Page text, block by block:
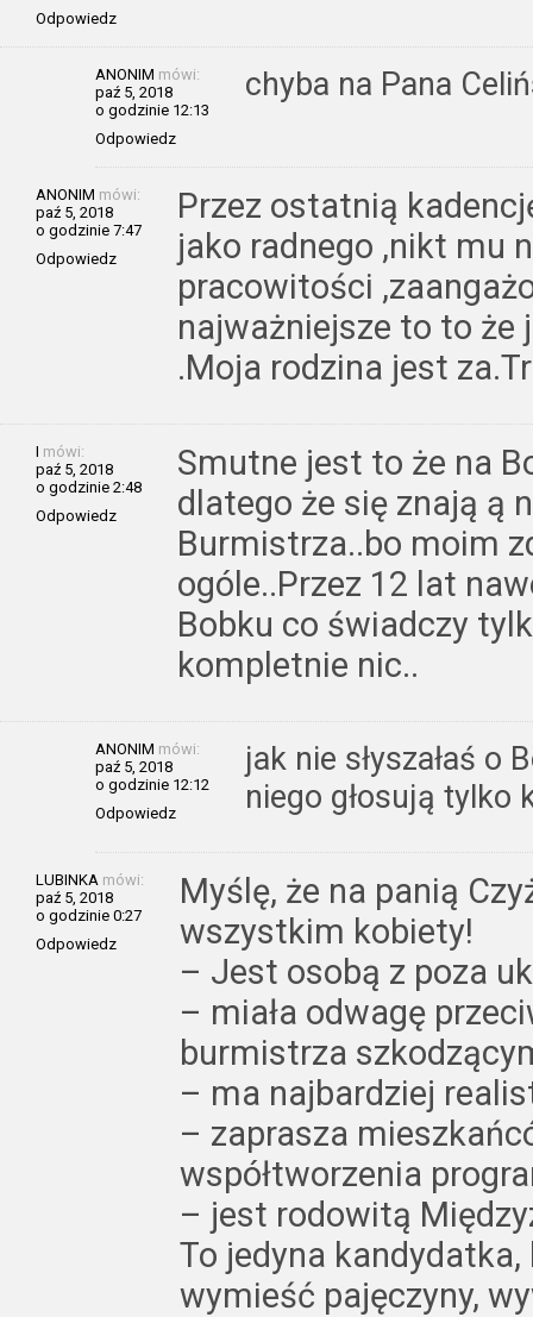
Odpowiedz
ANONIM mówi:
paź 5, 2018
o godzinie 12:13
Odpowiedz
chyba na Pana
ANONIM mówi:
paź 5, 2018
o godzinie 7:47
Odpowiedz
Przez ostatnią
jako radnego ,nikt mu
pracowitości
najważniejsze to to że
.Moja rodzina jest
I mówi:
paź 5, 2018
o godzinie 2:48
Odpowiedz
Smutne jest to że na
dlatego że się znają ą
Burmistrza..bo moim
ogóle..Przez 12 lat
Bobku co świadczy
kompletnie nic..
ANONIM mówi:
paź 5, 2018
o godzinie 12:12
Odpowiedz
jak nie słyszałaś o
niego głosują tylko
LUBINKA mówi:
paź 5, 2018
o godzinie 0:27
Odpowiedz
Myślę, że na panią
wszystkim kobiety!
– Jest osobą z poza
– miała odwagę
burmistrza
– ma najbardziej
– zaprasza
współtworzenia
– jest rodowitą
To jedyna
wymieść pajęczyny,